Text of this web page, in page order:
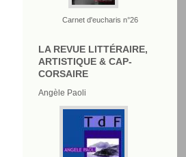
Carnet d'eucharis n°26
LA REVUE LITTÉRAIRE,
ARTISTIQUE & CAP-
CORSAIRE
Angèle Paoli